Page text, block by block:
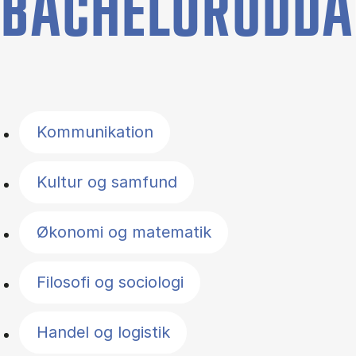
Kommunikation
Kultur og samfund
Økonomi og matematik
Filosofi og sociologi
Handel og logistik